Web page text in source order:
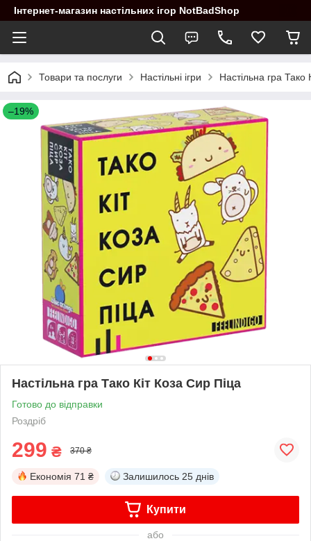
Інтернет-магазин настільних ігор NotBadShop
Товари та послуги Настільні ігри Настільна гра Тако
–19%
Настільна гра Тако Кіт Коза Сир Піца
Готово до відправки
Роздріб
299 ₴ 370 ₴
Економія 71 ₴ Залишилось 25 днів
Купити
або